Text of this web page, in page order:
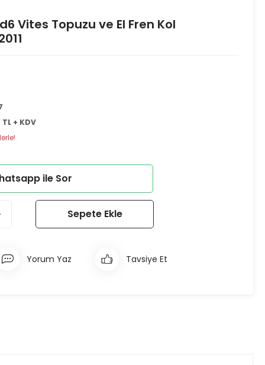
Vites Topuzu ve El Fren Kol
+ KDV
ile Sor
Sepete Ekle
Yorum Yaz Tavsiye Et